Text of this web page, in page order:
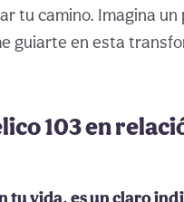
tu camino. Imagina
guiarte en esta
103 en
tu vida, es un claro